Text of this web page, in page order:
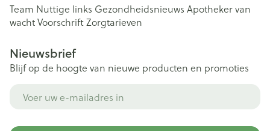
Team Nuttige links Gezondheidsnieuws Apotheker van
wachtVoorschriftZorgtarieven
Nieuwsbrief
Blijf op de hoogte van nieuwe producten en promoties